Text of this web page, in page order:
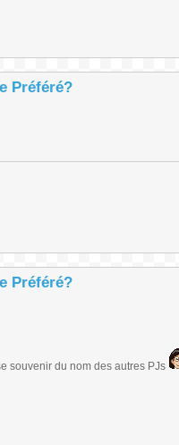
Préféré?
Préféré?
souvenir du nom des autres PJs